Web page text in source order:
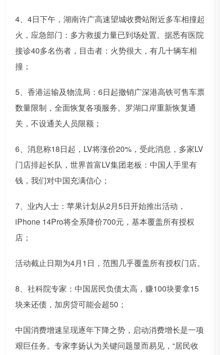
4、4日下午，湖南许广高速望城收费站附近多车相撞起
火，应急部门：多方救援力量已到场处置。据悉有医院
接诊40多名伤者，目击者：火势很大，有几十辆车相
撞；
5、香港运输及物流局：6日起撤销广深港高铁可售车票
数量限制，全面恢复各项服务。罗湖口岸重新恢复通
关，不设通关人员限额；
6、消息称18日起，LV将涨价20%，受此消息，多家LV
门店排起长队，世界首富LV集团老板：中国人手里有
钱，我们对中国充满信心；
7、业内人士：苹果计划从2月5日开始推出活动，
iPhone 14Pro将全系降价700元，基本覆盖所有授权
店；
活动截止日期为4月1日，范围几乎覆盖所有授权门店。
8、社科院专家：中国居民负债太高，赚100块要拿15
块来还债，加房贷可能会超50；
中国消费增速呈现逐年下降之势，启动消费增长是一项
艰巨任务。专家李扬认为关键问题显而易见，“居民收